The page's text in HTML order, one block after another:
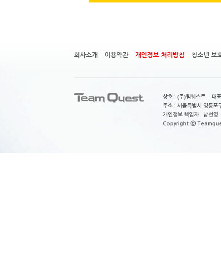
회사소개 이용약관 개인정보 처리방침 청소년 보
상호 : (주)팀퀘스트 대
주소 : 서울특별시 영등
개인정보 책임자 : 남
Copyright ⓒ